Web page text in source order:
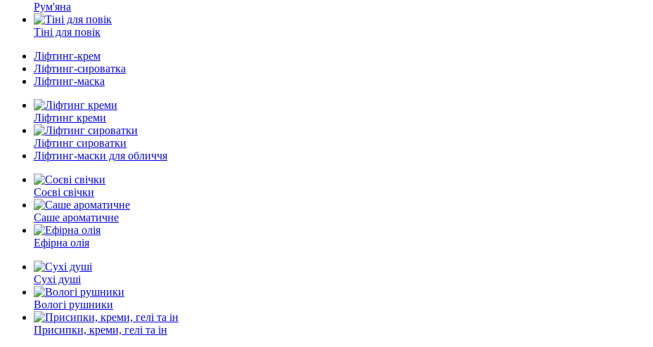
Рум'яна
Тіні для повік
Ліфтинг-крем
Ліфтинг-сироватка
Ліфтинг-маска
Ліфтинг креми
Ліфтинг сироватки
Ліфтинг-маски для обличчя
Соєві свічки
Саше ароматичне
Ефірна олія
Сухі душі
Вологі рушники
Присипки, креми, гелі та ін